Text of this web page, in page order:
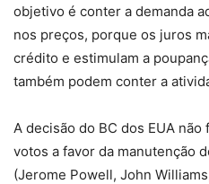
objetivo é conter a demanda
nos preços, porque os juros
crédito e estimulam a
também podem conter a
A decisão do BC dos EUA
votos a favor da manutenção
(Jerome Powell, John